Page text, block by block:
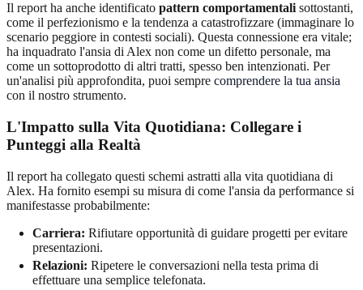
Il report ha anche identificato pattern comportamentali sottostanti,
come il perfezionismo e la tendenza a catastrofizzare (immaginare lo
scenario peggiore in contesti sociali). Questa connessione era vitale;
ha inquadrato l'ansia di Alex non come un difetto personale, ma
come un sottoprodotto di altri tratti, spesso ben intenzionati. Per
un'analisi più approfondita, puoi sempre comprendere la tua ansia
con il nostro strumento.
L'Impatto sulla Vita Quotidiana: Collegare i
Punteggi alla Realtà
Il report ha collegato questi schemi astratti alla vita quotidiana di
Alex. Ha fornito esempi su misura di come l'ansia da performance si
manifestasse probabilmente:
Carriera: Rifiutare opportunità di guidare progetti per evitare
presentazioni.
Relazioni: Ripetere le conversazioni nella testa prima di
effettuare una semplice telefonata.